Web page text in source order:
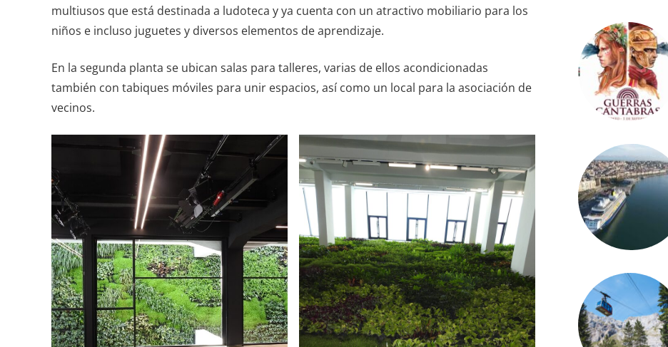
multiusos que está destinada a ludoteca y ya cuenta con un atractivo mobiliario para los
niños e incluso juguetes y diversos elementos de aprendizaje.
En la segunda planta se ubican salas para talleres, varias de ellos acondicionadas
también con tabiques móviles para unir espacios, así como un local para la asociación de
vecinos.